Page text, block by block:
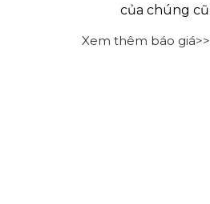
của chúng
Xem thêm báo